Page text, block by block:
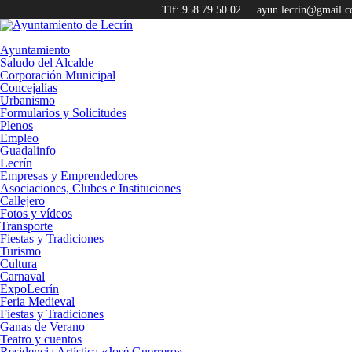
Tlf: 958 79 50 02
Ayuntamiento
Saludo del Alcalde
Corporación Municipal
Concejalías
Urbanismo
Formularios y Solicitudes
Plenos
Empleo
Guadalinfo
Lecrín
Empresas y Emprendedores
Asociaciones, Clubes e Instituciones
Callejero
Fotos y vídeos
Transporte
Fiestas y Tradiciones
Turismo
Cultura
Carnaval
ExpoLecrín
Feria Medieval
Fiestas y Tradiciones
Ganas de Verano
Teatro y cuentos